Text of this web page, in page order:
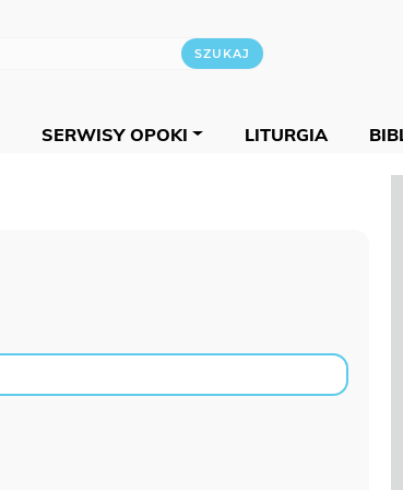
SERWISY OPOKI LITURGIA